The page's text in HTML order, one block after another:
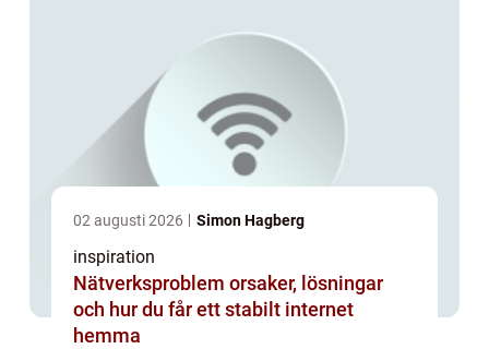
02 augusti 2026 Simon Hagberg
inspiration
Nätverksproblem orsaker, lösningar
och hur du får ett stabilt internet
hemma